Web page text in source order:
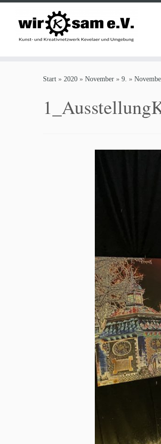
Start » 2020 » November » 9. »